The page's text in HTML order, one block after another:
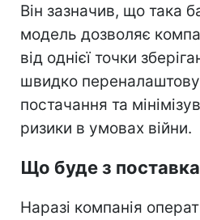
Він зазначив, що така
модель дозволяє
від однієї точки
швидко
постачання та
ризики в умовах війни.
Що буде з
Наразі компанія